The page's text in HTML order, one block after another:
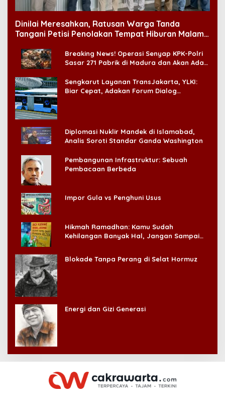
Dinilai Meresahkan, Ratusan Warga Tanda
Tangani Petisi Penolakan Tempat Hiburan Malam
Breaking News! Operasi Senyap KPK-Polri
Sasar 271 Pabrik di Madura dan Akan Ada
Sengkarut Layanan TransJakarta, YLKI:
Biar Cepat, Adakan Forum Dialog
Diplomasi Nuklir Mandek di Islamabad,
Analis Soroti Standar Ganda Washington
Pembangunan Infrastruktur: Sebuah
Pembacaan Berbeda
Impor Gula vs Penghuni Usus
Hikmah Ramadhan: Kamu Sudah
Kehilangan Banyak Hal, Jangan Sampai
Blokade Tanpa Perang di Selat Hormuz
Energi dan Gizi Generasi